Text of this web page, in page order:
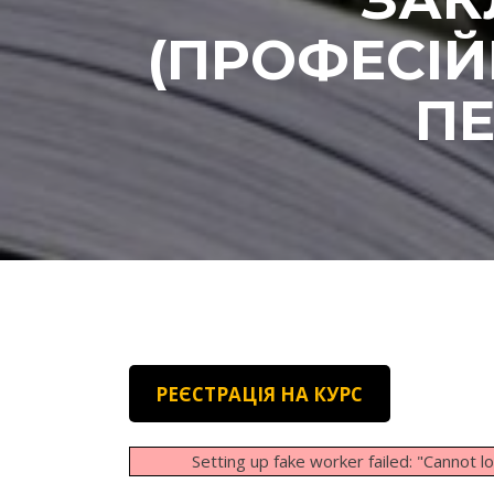
РЕЄСТРАЦІЯ НА КУРС
Setting up fake worker failed: